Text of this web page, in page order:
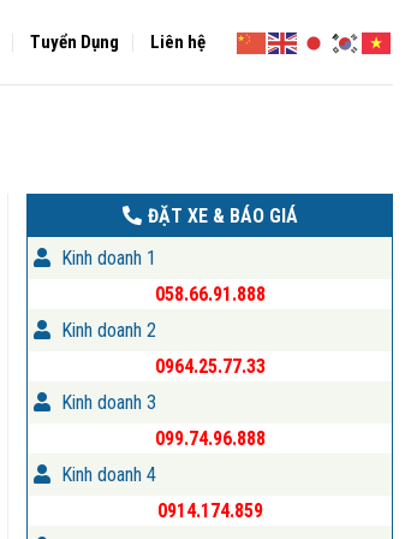
Tuyển Dụng Liên hệ
ĐẶT XE & BÁO GIÁ
Kinh doanh 1
058.66.91.888
Kinh doanh 2
0964.25.77.33
Kinh doanh 3
099.74.96.888
Kinh doanh 4
0914.174.859